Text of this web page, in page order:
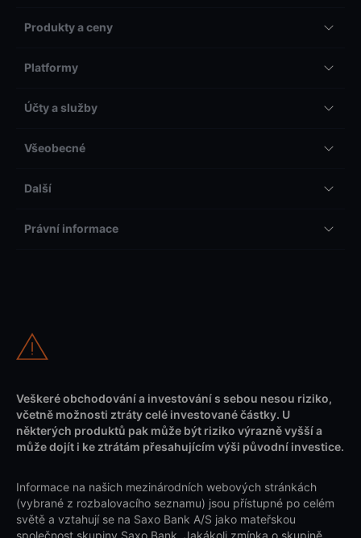
Produkty a ceny
Platformy
Účty a služby
Všeobecné
Další
Právní informace
Veškeré obchodování a investování s sebou nesou riziko,
včetně možnosti ztráty celé investované částky. U
některých produktů pak může být riziko výrazně vyšší a
může dojít i ke ztrátám přesahujícím výši původní investice.
Informace na našich mezinárodních webových stránkách
(vybrané z rozbalovacího seznamu) jsou přístupné po celém
světě a vztahují se na Saxo Bank A/S jako mateřskou